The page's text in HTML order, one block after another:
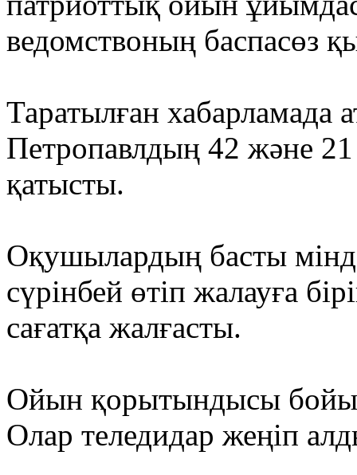
ведомствоның баспасөз
Таратылған хабарламада
Петропавлдың 42 және
қатысты.
Оқушылардың басты
сүрінбей өтіп жалауға
сағатқа жалғасты.
Ойын қорытындысы
Олар теледидар жеңіп